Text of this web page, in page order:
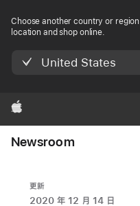
Choose another country or
location and shop online.
United States
Apple
Newsroom
更新
2020 年 12 月 14 日